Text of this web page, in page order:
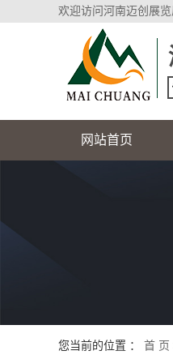
欢迎访问河南迈创展览
网站首页
您当前的位置 ： 首 页